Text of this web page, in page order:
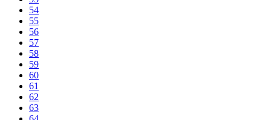
54
55
56
57
58
59
60
61
62
63